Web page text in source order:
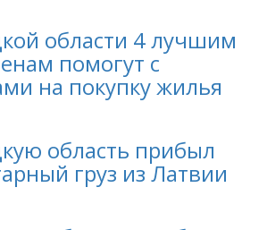
области 4 лучшим
помогут с
на покупку жилья
область прибыл
груз из Латвии